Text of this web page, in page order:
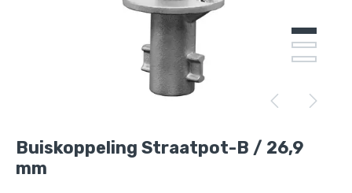
Buiskoppeling Straatpot-B / 26,9
mm